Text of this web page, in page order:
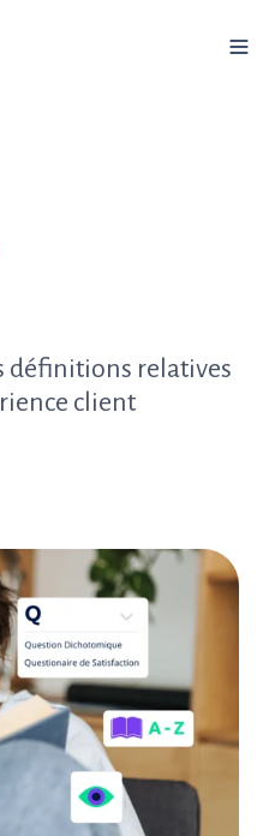
définitions relatives
client